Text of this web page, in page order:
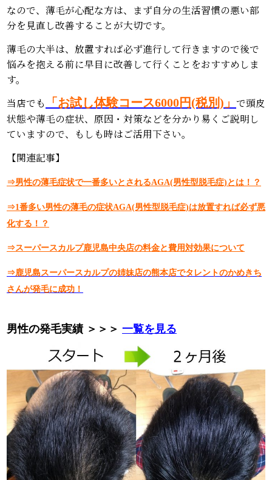
なので、薄毛が心配な方は、まず自分の生活習慣の悪い部
分を見直し改善することが大切です。
薄毛の大半は、放置すれば必ず進行して行きますので後で
悩みを抱える前に早目に改善して行くことをおすすめしま
す。
当店でも
「お試し体験コース6000円(税別)」 で頭皮
状態や薄毛の症状、原因・対策などを分かり易くご説明し
ていますので、もしも時はご活用下さい。
【関連記事】
⇒男性の薄毛症状で一番多いとされるAGA(男性型脱毛症)とは！？
⇒1番多い男性の薄毛の症状AGA(男性型脱毛症)は放置すれば必ず悪
化する！？
⇒スーパースカルプ鹿児島中央店の料金と費用対効果について
⇒鹿児島スーパースカルプの姉妹店の熊本店でタレントのかめきち
さんが発毛に成功！
男性の発毛実績 ＞＞＞ 一覧を見る